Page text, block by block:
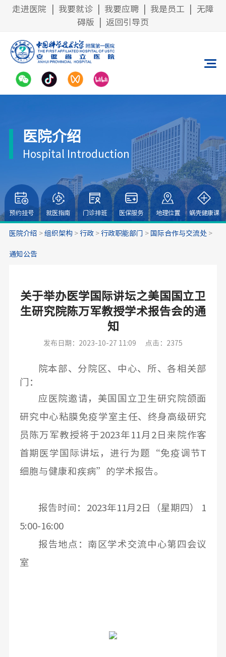
走进医院 我要就诊 我要应聘 我是员工
无障
碍版
返回引导页
医院介绍
Hospital Introduction
预约挂号 就医指南 门诊排班 医保服务 地理位置 蜗壳健康课
医院介绍 > 组织架构> 行政> 行政职能部门 > 国际合作与交流处 >
通知公告
关于举办医学国际讲坛之美国国立卫
生研究院陈万军教授学术报告会的通
知
发布日期：2023-10-27 11:09 点击：2375
院本部、分院区、中心、所、各相关部
门：
应医院邀请，美国国立卫生研究院颌面
研究中心粘膜免疫学室主任、终身高级研究
员陈万军教授将于2023年11月2日来院作客
首期医学国际讲坛，进行为题“免疫调节T
细胞与健康和疾病”的学术报告。
报告时间：2023年11月2日（星期四） 1
5:00-16:00
报告地点：南区学术交流中心第四会议
室